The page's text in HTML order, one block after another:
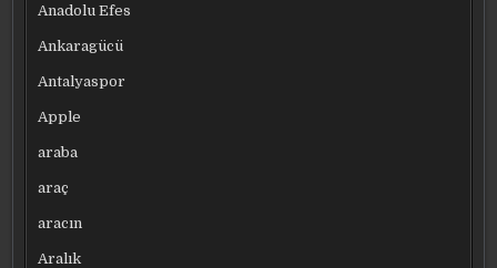
Anadolu Efes
Ankaragücü
Antalyaspor
Apple
araba
araç
aracın
Aralık